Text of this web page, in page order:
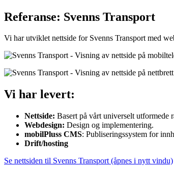
Referanse: Svenns Transport
Vi har utviklet nettside for Svenns Transport med
Vi har levert:
Nettside: Basert på vårt universelt utformede
Webdesign: Design og implementering.
mobilPluss CMS: Publiseringssystem for
Drift/hosting
Se nettsiden til Svenns Transport (åpnes i nytt vindu)